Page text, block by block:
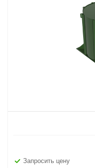
Запросить цену